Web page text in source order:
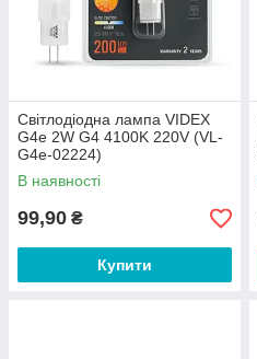
Світлодіодна лампа VIDEX
G4e 2W G4 4100K 220V (VL-
G4e-02224)
В наявності
99,90 ₴
Купити